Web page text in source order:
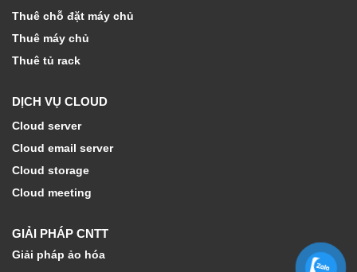
Thuê chỗ đặt máy chủ
Thuê máy chủ
Thuê tủ rack
DỊCH VỤ CLOUD
Cloud server
Cloud email server
Cloud storage
Cloud meeting
GIẢI PHÁP CNTT
Giải pháp ảo hóa